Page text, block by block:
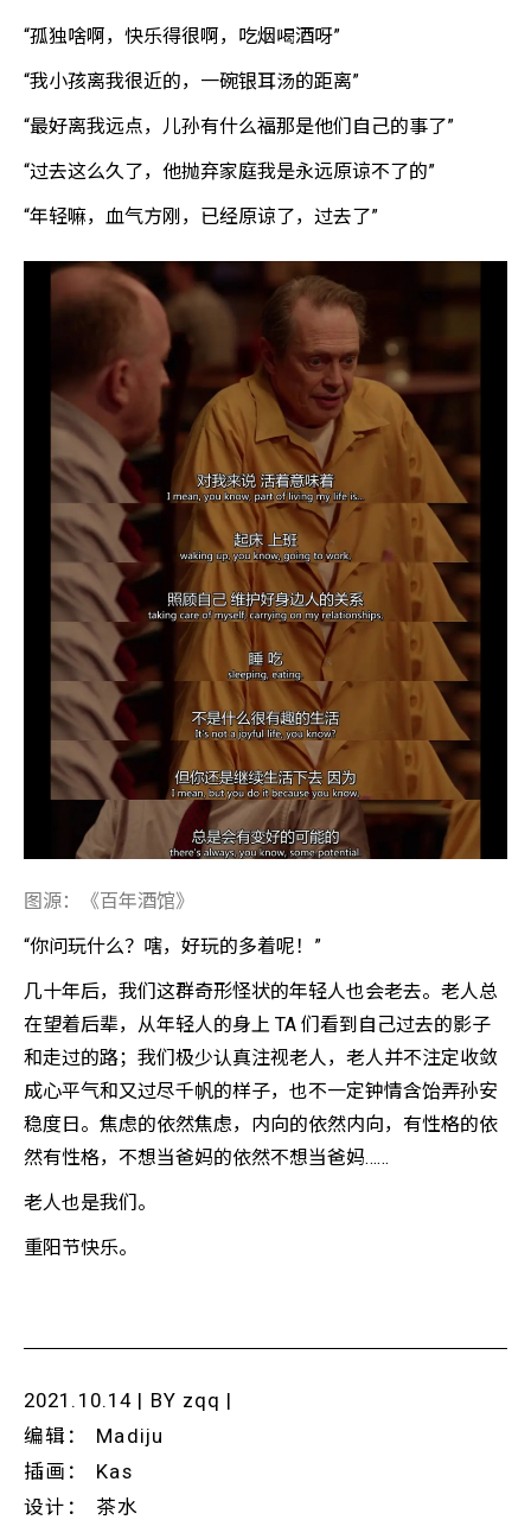
“孤独啥啊，快乐得很啊，吃烟喝酒呀”
“我小孩离我很近的，一碗银耳汤的距离”
“最好离我远点，儿孙有什么福那是他们自己的事了”
“过去这么久了，他抛弃家庭我是永远原谅不了的”
“年轻嘛，血气方刚，已经原谅了，过去了”
图源：《百年酒馆》
“你问玩什么？嗐，好玩的多着呢！”
几十年后，我们这群奇形怪状的年轻人也会老去。老人总
在望着后辈，从年轻人的身上 TA 们看到自己过去的影子
和走过的路；我们极少认真注视老人，老人并不注定收敛
成心平气和又过尽千帆的样子，也不一定钟情含饴弄孙安
稳度日。焦虑的依然焦虑，内向的依然内向，有性格的依
然有性格，不想当爸妈的依然不想当爸妈……
老人也是我们。
重阳节快乐。
2021.10.14 | BY zqq |
编辑 ：
Madiju
插画 ：
Kas
设计 ： 茶水